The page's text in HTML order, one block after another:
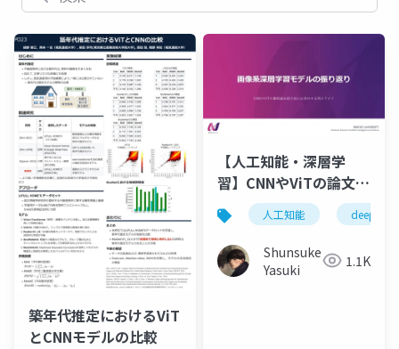
築年代推定におけるViT
とCNNモデルの比較
【人工知能・深層学
習】CNNやViTの論文紹
介前にお見せするスラ
イド
人工知能
Shunsuke
Yasuki
1.1K